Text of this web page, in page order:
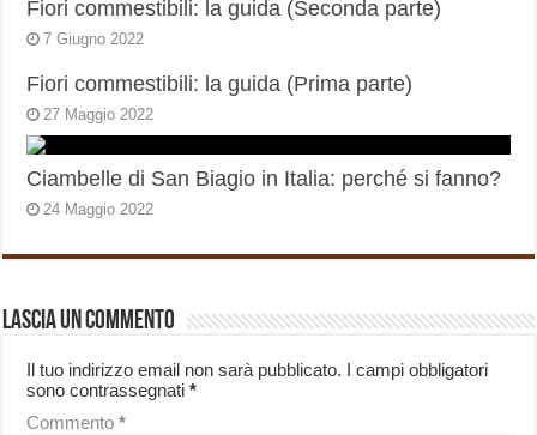
Fiori commestibili: la guida (Seconda parte)
7 Giugno 2022
Fiori commestibili: la guida (Prima parte)
27 Maggio 2022
Ciambelle di San Biagio in Italia: perché si fanno?
24 Maggio 2022
Lascia un commento
Il tuo indirizzo email non sarà pubblicato. I campi obbligatori
sono contrassegnati*
Commento*